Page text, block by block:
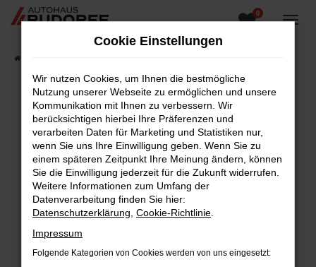
Zum
0
Fehler: Network Error
Beim Laden ist ein Fehler aufgetreten.
Hier sind ein paar Tipps, die dir helfen können:
Überprüfe deine Firewall und deine
Internetverbindung.
Laden andere Webseiten, zum Beispiel deine
Suchmaschine?
Prüfe deine Browsererweiterungen.
Cookie Einstellungen
Wir nutzen Cookies, um Ihnen die bestmögliche
Nutzung unserer Webseite zu ermöglichen und unsere
Kommunikation mit Ihnen zu verbessern. Wir
berücksichtigen hierbei Ihre Präferenzen und
verarbeiten Daten für Marketing und Statistiken nur,
wenn Sie uns Ihre Einwilligung geben. Wenn Sie zu
einem späteren Zeitpunkt Ihre Meinung ändern, können
Sie die Einwilligung jederzeit für die Zukunft widerrufen.
Weitere Informationen zum Umfang der
Datenverarbeitung finden Sie hier:
Datenschutzerklärung Cookie-Richtlinie
Impressum
Folgende Kategorien von Cookies werden von uns eingesetzt: